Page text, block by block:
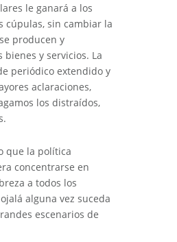
le ganará a los
cúpulas, sin cambiar la
producen y
y servicios. La
periódico extendido y
aclaraciones,
los distraídos,
que la política
concentrarse en
a todos los
alguna vez suceda
escenarios de